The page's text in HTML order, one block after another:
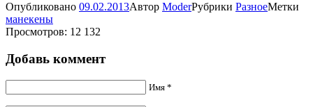
Опубликовано 09.02.2013Автор ModerРубрики РазноеМетки
манекены
Просмотров: 12 132
Добавь коммент
Имя *